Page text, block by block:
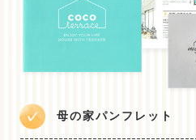
母の家パンフレット